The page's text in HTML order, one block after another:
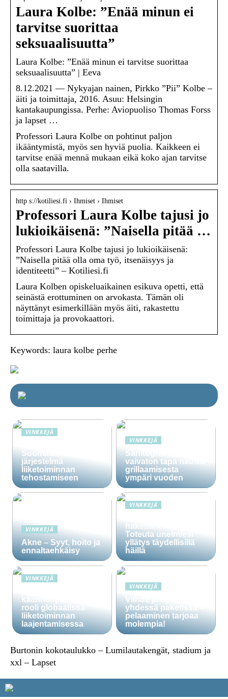
Laura Kolbe: ”Enää minun ei
tarvitse suorittaa
seksuaalisuutta”
Laura Kolbe: ”Enää minun ei tarvitse suorittaa
seksuaalisuutta” | Eeva
8.12.2021 — Nykyajan nainen, Pirkko ”Pii” Kolbe –
äiti ja toimittaja, 2016. Asuu: Helsingin
kantakaupungissa. Perhe: Aviopuoliso Thomas Forss
ja lapset …
Professori Laura Kolbe on pohtinut paljon
ikääntymistä, myös sen hyviä puolia. Kaikkeen ei
tarvitse enää mennä mukaan eikä koko ajan tarvitse
olla saatavilla.
http s://kotiliesi.fi › Ihmiset › Ihmiset
Professori Laura Kolbe tajusi jo
lukioikäisenä: ”Naisella pitää …
Professori Laura Kolbe tajusi jo lukioikäisenä:
”Naisella pitää olla oma työ, itsenäisyys ja
identiteetti” – Kotiliesi.fi
Laura Kolben opiskeluaikainen esikuva opetti, että
seinästä erottuminen on arvokasta. Tämän oli
näyttänyt esimerkillään myös äiti, rakastettu
toimittaja ja provokaattori.
Keywords: laura kolbe perhe
VINKKEJÄ
Suomalainen CRM-
järjestelmä
liiketoiminnan
tehostamiseen
VINKKEJÄ
Sähkögrilli on
vaivaton tapa nauttia
grillaamisesta
ympäri vuoden
VINKKEJÄ
Akne – Syyt, hoito ja
ennaltaehkäisy
VINKKEJÄ
hakeminen salassa –
Toteuta unelmiesi
yllätys täydellisillä
häillä
VINKKEJÄ
käännöspalvelujen
rooli globaalissa
liiketoiminnan
laajentamisessa
VINKKEJÄ
Viihde ja hyöty
yhdessä paketissa –
pelaaminen tarjoaa
molempia!
Burtonin kokotaulukko – Lumilautakengät, stadium ja
xxl – Lapset